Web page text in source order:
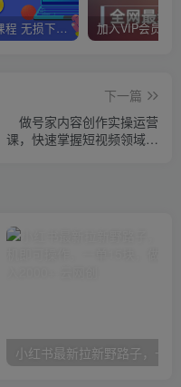
全网VIP课程 无损下载~
下一篇
做号家内容创作实操运营
课，快速掌握短视频领域，